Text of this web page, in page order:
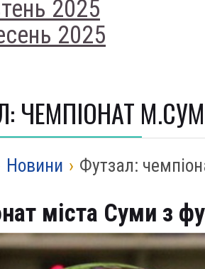
2025
2025
ЧЕМПІОНАТ
Новини › Футзал:
міста Суми з